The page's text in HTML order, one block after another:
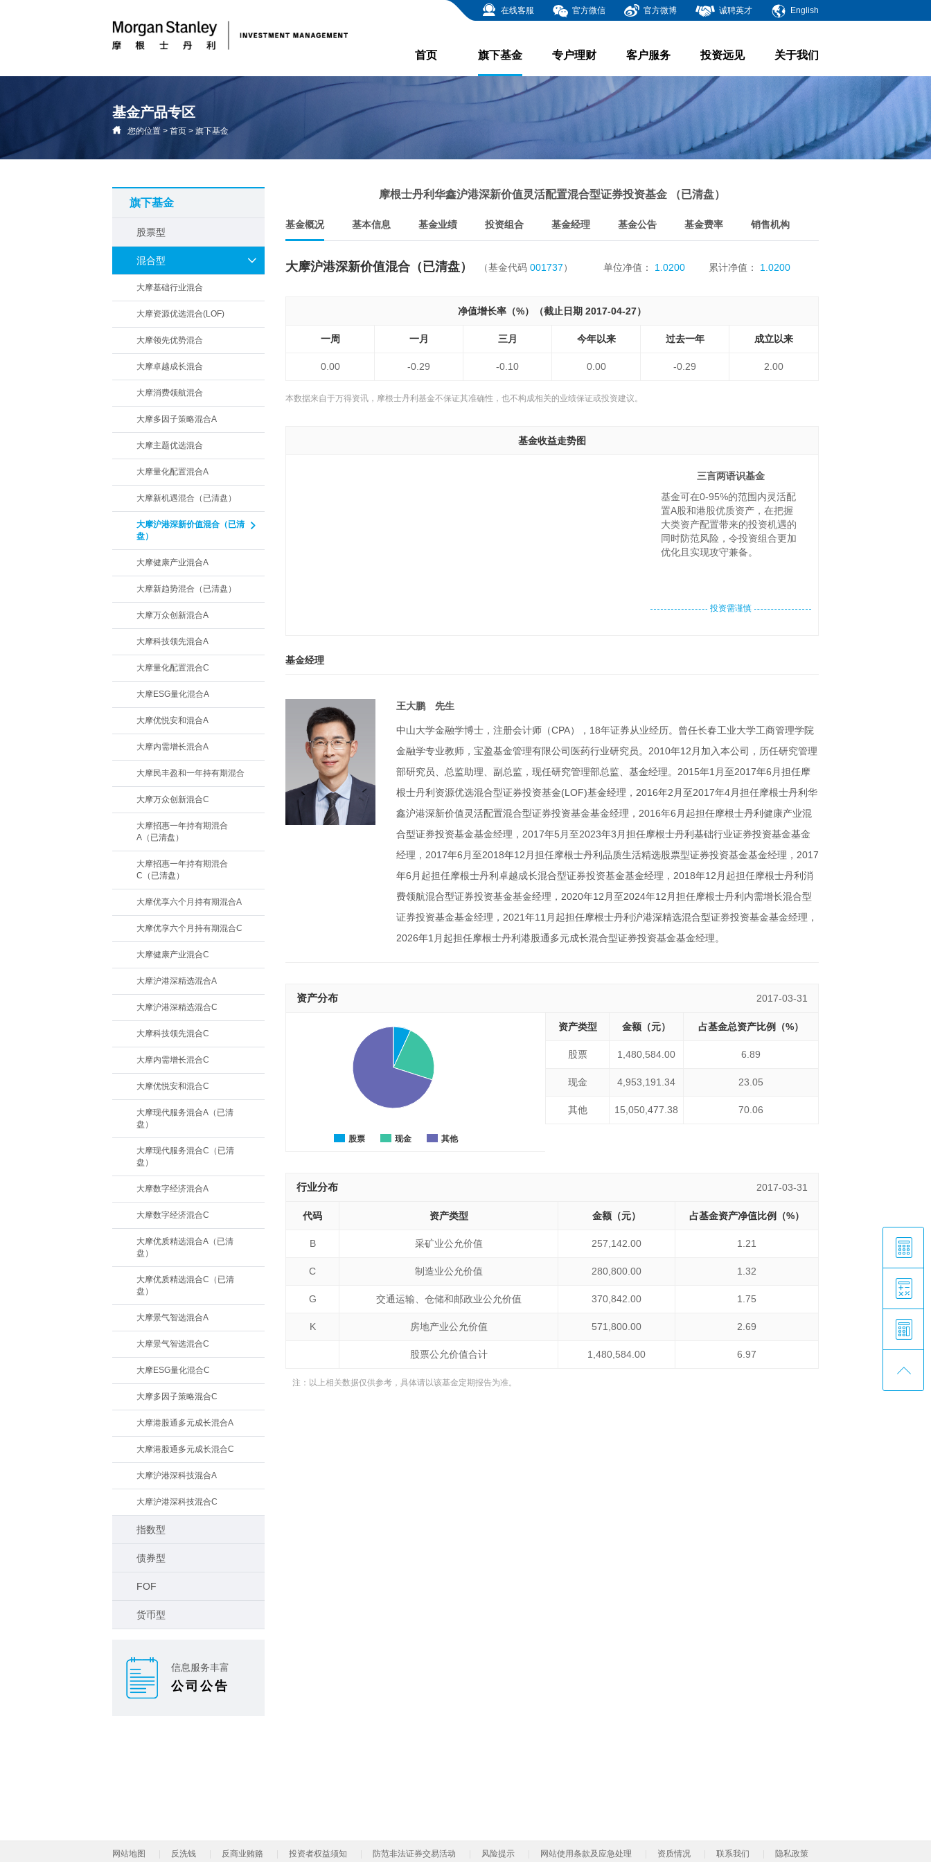
在线客服 官方微信 官方微博 诚聘英才 English
首页 旗下基金 专户理财 客户服务 投资远见 关于我们
基金产品专区
您的位置 > 首页 > 旗下基金
旗下基金
股票型
混合型
大摩基础行业混合
大摩资源优选混合(LOF)
大摩领先优势混合
大摩卓越成长混合
大摩消费领航混合
大摩多因子策略混合A
大摩主题优选混合
大摩量化配置混合A
大摩新机遇混合（已清盘）
大摩沪港深新价值混合（已清
盘）
大摩健康产业混合A
大摩新趋势混合（已清盘）
大摩万众创新混合A
大摩科技领先混合A
大摩量化配置混合C
大摩ESG量化混合A
大摩优悦安和混合A
大摩内需增长混合A
大摩民丰盈和一年持有期混合
大摩万众创新混合C
大摩招惠一年持有期混合
A（已清盘）
大摩招惠一年持有期混合
C（已清盘）
大摩优享六个月持有期混合A
大摩优享六个月持有期混合C
大摩健康产业混合C
大摩沪港深精选混合A
大摩沪港深精选混合C
大摩科技领先混合C
大摩内需增长混合C
大摩优悦安和混合C
大摩现代服务混合A（已清
盘）
大摩现代服务混合C（已清
盘）
大摩数字经济混合A
大摩数字经济混合C
大摩优质精选混合A（已清
盘）
大摩优质精选混合C（已清
盘）
大摩景气智选混合A
大摩景气智选混合C
大摩ESG量化混合C
大摩多因子策略混合C
大摩港股通多元成长混合A
大摩港股通多元成长混合C
大摩沪港深科技混合A
大摩沪港深科技混合C
指数型
债券型
FOF
货币型
信息服务丰富
公司公告
摩根士丹利华鑫沪港深新价值灵活配置混合型证券投资基金 （已清盘）
基金概况 基本信息 基金业绩 投资组合 基金经理 基金公告 基金费率 销售机构
大摩沪港深新价值混合（已清盘） （基金代码 001737） 单位净值： 1.0200 累计净值： 1.0200
净值增长率（%）（截止日期 2017-04-27）
一周 一月 三月 今年以来 过去一年 成立以来
0.00 -0.29 -0.10 0.00 -0.29 2.00
本数据来自于万得资讯，摩根士丹利基金不保证其准确性，也不构成相关的业绩保证或投资建议。
基金收益走势图
三言两语识基金
基金可在0-95%的范围内灵活配
置A股和港股优质资产，在把握
大类资产配置带来的投资机遇的
同时防范风险，令投资组合更加
优化且实现攻守兼备。
投资需谨慎
基金经理
王大鹏 先生
中山大学金融学博士，注册会计师（CPA），18年证券从业经历。曾任长春工业大学工商管理学院
金融学专业教师，宝盈基金管理有限公司医药行业研究员。2010年12月加入本公司，历任研究管理
部研究员、总监助理、副总监，现任研究管理部总监、基金经理。2015年1月至2017年6月担任摩
根士丹利资源优选混合型证券投资基金(LOF)基金经理，2016年2月至2017年4月担任摩根士丹利华
鑫沪港深新价值灵活配置混合型证券投资基金基金经理，2016年6月起担任摩根士丹利健康产业混
合型证券投资基金基金经理，2017年5月至2023年3月担任摩根士丹利基础行业证券投资基金基金
经理，2017年6月至2018年12月担任摩根士丹利品质生活精选股票型证券投资基金基金经理，2017
年6月起担任摩根士丹利卓越成长混合型证券投资基金基金经理，2018年12月起担任摩根士丹利消
费领航混合型证券投资基金基金经理，2020年12月至2024年12月担任摩根士丹利内需增长混合型
证券投资基金基金经理，2021年11月起担任摩根士丹利沪港深精选混合型证券投资基金基金经理，
2026年1月起担任摩根士丹利港股通多元成长混合型证券投资基金基金经理。
资产分布 2017-03-31
股票 现金 其他
资产类型 金额（元） 占基金总资产比例（%）
股票 1,480,584.00 6.89
现金 4,953,191.34 23.05
其他 15,050,477.38 70.06
行业分布 2017-03-31
代码 资产类型 金额（元） 占基金资产净值比例（%）
B 采矿业公允价值 257,142.00 1.21
C 制造业公允价值 280,800.00 1.32
G 交通运输、仓储和邮政业公允价值 370,842.00 1.75
K 房地产业公允价值 571,800.00 2.69
股票公允价值合计 1,480,584.00 6.97
注：以上相关数据仅供参考，具体请以该基金定期报告为准。
网站地图 反洗钱 反商业贿赂 投资者权益须知 防范非法证券交易活动 风险提示 网站使用条款及应急处理 资质情况 联系我们 隐私政策